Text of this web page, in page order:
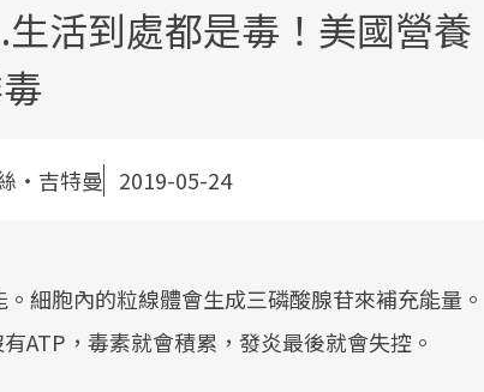
活到處都是毒！美國營養
‧吉特曼 2019-05-24
細胞內的粒線體會生成三磷酸腺苷來補充能量。
ATP，毒素就會積累，發炎最後就會失控。
政策如「健康台灣推動委員會」與「長
照3.0」的推進，「預防醫學」已成全民
全面啟動你的健康革命！
建立對亞健康的認知，進而引導實際的
改善行動。